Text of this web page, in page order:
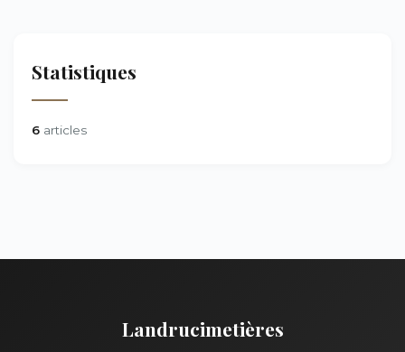
Statistiques
6 articles
Landrucimetières